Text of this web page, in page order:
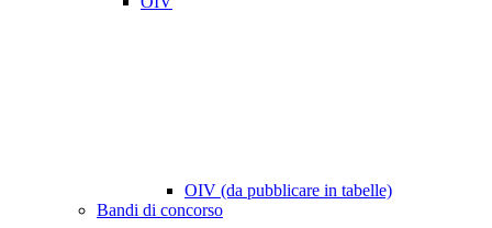
OIV (da pubblicare in tabelle)
Bandi di concorso